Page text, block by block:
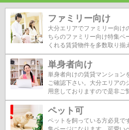
ファミリー向け
大分エリアでファミリー向け
ちらのファミリー向け特集ペ
くれる賃貸物件を多数取り揃
単身者向け
単身者向けの賃貸マンション
ご確認下さい。大分エリアの
用意しておりますので是非ご
ペット可
ペットを飼っている方必見で